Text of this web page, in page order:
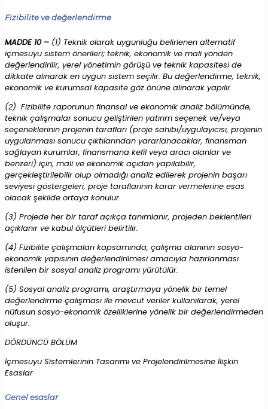
Fizibilite ve değerlendirme
MADDE 10 – (1) Teknik olarak uygunluğu belirlenen alternatif
içmesuyu sistem önerileri; teknik, ekonomik ve mali yönden
değerlendirilir, yerel yönetimin görüşü ve teknik kapasitesi de
dikkate alınarak en uygun sistem seçilir. Bu değerlendirme, teknik,
ekonomik ve kurumsal kapasite göz önüne alınarak yapılır.
(2) Fizibilite raporunun finansal ve ekonomik analiz bölümünde,
teknik çalışmalar sonucu geliştirilen yatırım seçenek ve/veya
seçeneklerinin projenin tarafları (proje sahibi/uygulayıcısı, projenin
uygulanması sonucu çıktılarından yararlanacaklar, finansman
sağlayan kurumlar, finansmana kefil veya aracı olanlar ve
benzeri) için, mali ve ekonomik açıdan yapılabilir,
gerçekleştirilebilir olup olmadığı analiz edilerek projenin başarı
seviyesi göstergeleri, proje taraflarının karar vermelerine esas
olacak şekilde ortaya konulur.
(3) Projede her bir taraf açıkça tanımlanır, projeden beklentileri
açıklanır ve kabul ölçütleri belirtilir.
(4) Fizibilite çalışmaları kapsamında, çalışma alanının sosyo-
ekonomik yapısının değerlendirilmesi amacıyla hazırlanması
istenilen bir sosyal analiz programı yürütülür.
(5) Sosyal analiz programı, araştırmaya yönelik bir temel
değerlendirme çalışması ile mevcut veriler kullanılarak, yerel
nüfusun sosyo-ekonomik özelliklerine yönelik bir değerlendirmeden
oluşur.
DÖRDÜNCÜ BÖLÜM
İçmesuyu Sistemlerinin Tasarımı ve Projelendirilmesine İlişkin
Esaslar
Genel esaslar